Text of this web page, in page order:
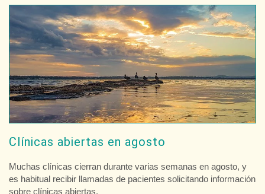
Clínicas abiertas en agosto
Muchas clínicas cierran durante varias semanas en agosto, y
es habitual recibir llamadas de pacientes solicitando información
sobre clínicas abiertas.